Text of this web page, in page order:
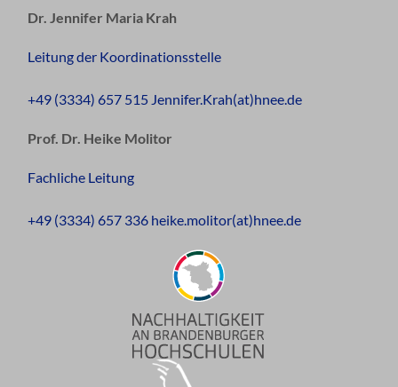
Dr. Jennifer Maria Krah
Leitung der Koordinationsstelle
+49 (3334) 657 515 Jennifer.Krah(at)hnee.de
Prof. Dr. Heike Molitor
Fachliche Leitung
+49 (3334) 657 336 heike.molitor(at)hnee.de